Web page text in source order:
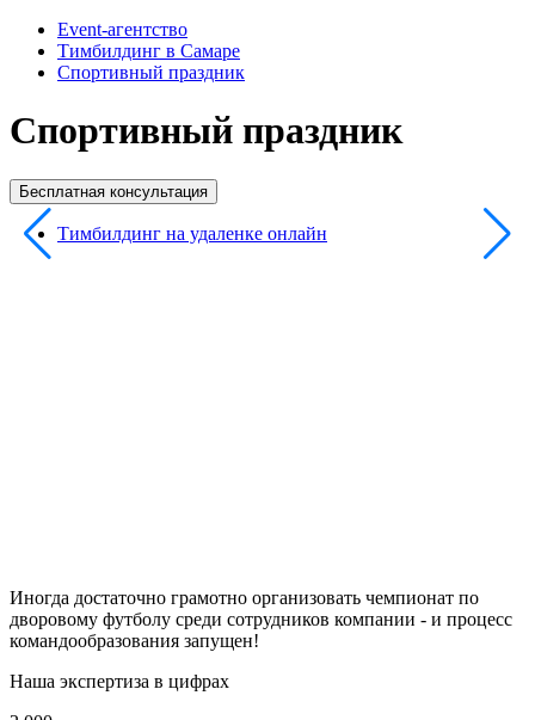
Event-агентство
Тимбилдинг в Самаре
Спортивный праздник
Спортивный праздник
Бесплатная консультация
Тимбилдинг на удаленке онлайн
Иногда достаточно грамотно организовать чемпионат по
дворовому футболу среди сотрудников компании - и процесс
командообразования запущен!
Наша экспертиза в цифрах